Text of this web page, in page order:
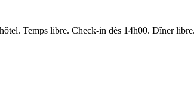
Temps libre. Check-in dès 14h00. Dîner